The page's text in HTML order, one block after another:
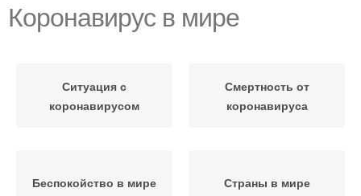
Коронавирус в мире
Ситуация с
коронавирусом
Смертность от
коронавируса
Беспокойство в мире Страны в мире